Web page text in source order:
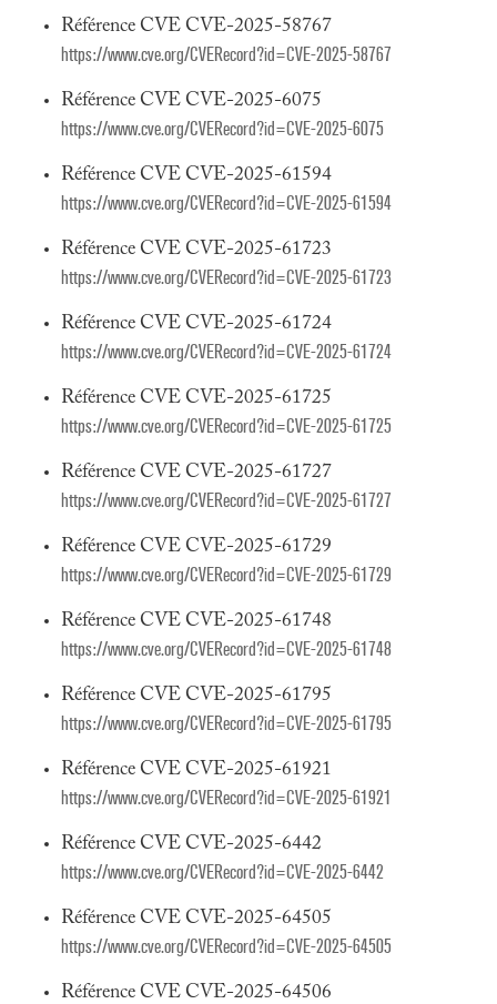
Référence CVE CVE-2025-58767
https://www.cve.org/CVERecord?id=CVE-2025-58767
Référence CVE CVE-2025-6075
https://www.cve.org/CVERecord?id=CVE-2025-6075
Référence CVE CVE-2025-61594
https://www.cve.org/CVERecord?id=CVE-2025-61594
Référence CVE CVE-2025-61723
https://www.cve.org/CVERecord?id=CVE-2025-61723
Référence CVE CVE-2025-61724
https://www.cve.org/CVERecord?id=CVE-2025-61724
Référence CVE CVE-2025-61725
https://www.cve.org/CVERecord?id=CVE-2025-61725
Référence CVE CVE-2025-61727
https://www.cve.org/CVERecord?id=CVE-2025-61727
Référence CVE CVE-2025-61729
https://www.cve.org/CVERecord?id=CVE-2025-61729
Référence CVE CVE-2025-61748
https://www.cve.org/CVERecord?id=CVE-2025-61748
Référence CVE CVE-2025-61795
https://www.cve.org/CVERecord?id=CVE-2025-61795
Référence CVE CVE-2025-61921
https://www.cve.org/CVERecord?id=CVE-2025-61921
Référence CVE CVE-2025-6442
https://www.cve.org/CVERecord?id=CVE-2025-6442
Référence CVE CVE-2025-64505
https://www.cve.org/CVERecord?id=CVE-2025-64505
Référence CVE CVE-2025-64506